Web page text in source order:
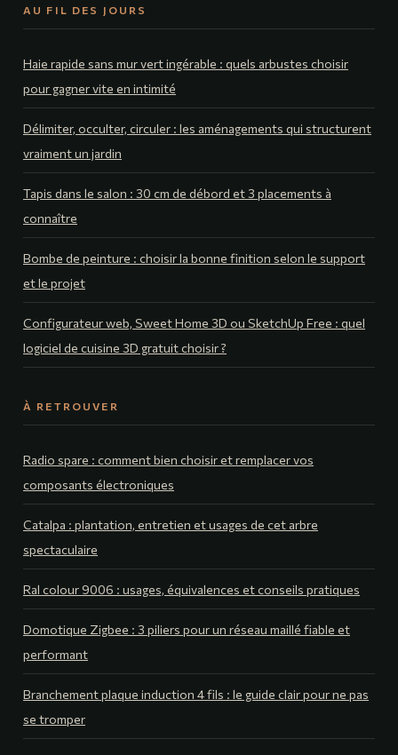
AU FIL DES JOURS
Haie rapide sans mur vert ingérable : quels arbustes choisir
pour gagner vite en intimité
Délimiter, occulter, circuler : les aménagements qui structurent
vraiment un jardin
Tapis dans le salon : 30 cm de débord et 3 placements à
connaître
Bombe de peinture : choisir la bonne finition selon le support
et le projet
Configurateur web, Sweet Home 3D ou SketchUp Free : quel
logiciel de cuisine 3D gratuit choisir ?
À RETROUVER
Radio spare : comment bien choisir et remplacer vos
composants électroniques
Catalpa : plantation, entretien et usages de cet arbre
spectaculaire
Ral colour 9006 : usages, équivalences et conseils pratiques
Domotique Zigbee : 3 piliers pour un réseau maillé fiable et
performant
Branchement plaque induction 4 fils : le guide clair pour ne pas
se tromper